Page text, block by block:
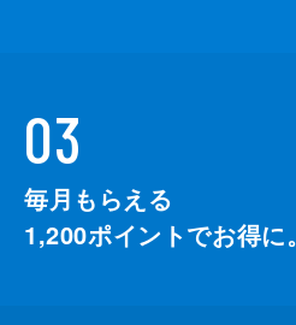
03
毎月もらえる
1,200ポイントでお得に。